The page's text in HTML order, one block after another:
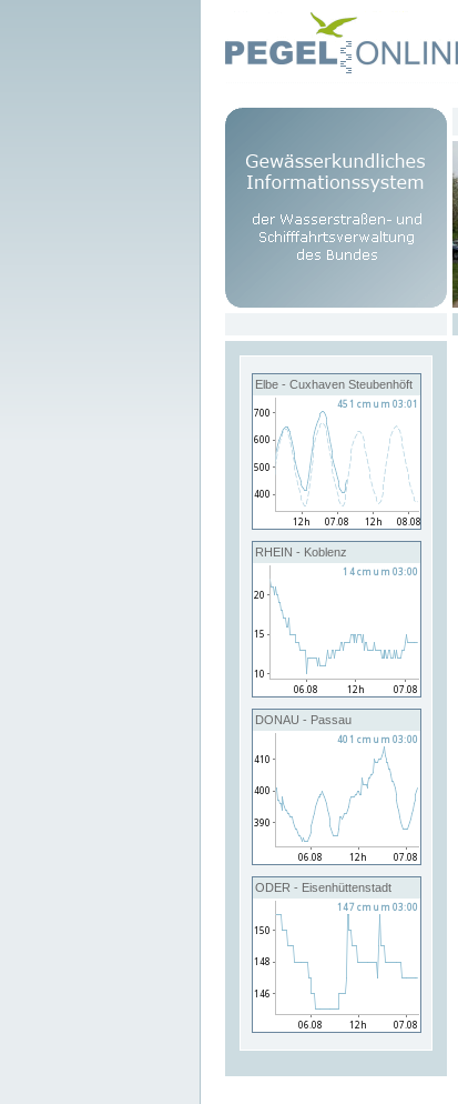
Elbe - Cuxhaven Steubenhöft
RHEIN - Koblenz
DONAU - Passau
ODER - Eisenhüttenstadt